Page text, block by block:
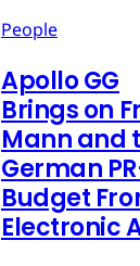
People
Apollo GG
Brings on
Mann and
German
Budget
Electronic